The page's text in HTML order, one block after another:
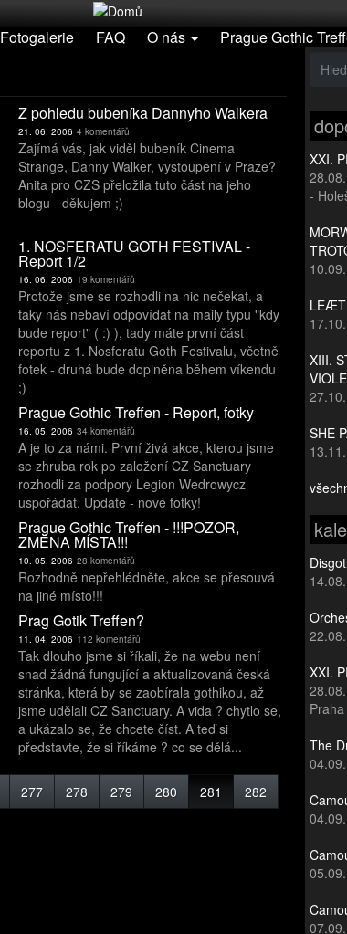
Fotogalerie FAQ O nás Prague Gothic
Z pohledu bubeníka Dannyho Walkera
21. 06. 2006 4 komentářů
Zajímá vás, jak viděl bubeník Cinema
Strange, Danny Walker, vystoupení v Praze?
Anita pro CZS přeložila tuto část na jeho
blogu - děkujem ;)
1. NOSFERATU GOTH FESTIVAL -
Report 1/2
16. 06. 2006 19 komentářů
Protože jsme se rozhodli na nic nečekat, a
taky nás nebaví odpovídat na maily typu "kdy
bude report" ( :) ), tady máte první část
reportu z 1. Nosferatu Goth Festivalu, včetně
fotek - druhá bude doplněna během víkendu
;)
Prague Gothic Treffen - Report, fotky
16. 05. 2006 34 komentářů
A je to za námi. První živá akce, kterou jsme
se zhruba rok po založení CZ Sanctuary
rozhodli za podpory Legion Wedrowycz
uspořádat. Update - nové fotky!
Prague Gothic Treffen - !!!POZOR,
ZMĚNA MÍSTA!!!
10. 05. 2006 28 komentářů
Rozhodně nepřehlédněte, akce se přesouvá
na jiné místo!!!
Prag Gotik Treffen?
11. 04. 2006 112 komentářů
Tak dlouho jsme si říkali, že na webu není
snad žádná fungující a aktualizovaná česká
stránka, která by se zaobírala gothikou, až
jsme udělali CZ Sanctuary. A vida ? chytlo se,
a ukázalo se, že chcete číst. A teď si
představte, že si říkáme ? co se dělá...
277 278 279 280 281
282
XXI.
28.08.
-
10.09.
17.10.
XIII.
27.10.
SHE
13.11.
14.08.
22.08.
XXI.
28.08.
The
04.09.
04.09.
05.09.
07.09.